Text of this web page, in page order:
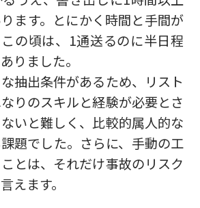
ます。とにかく時間と手間が
の頃は、1通送るのに半日程
りました。
抽出条件があるため、リスト
りのスキルと経験が必要とさ
いと難しく、比較的属人的な
題でした。さらに、手動の工
とは、それだけ事故のリスク
えます。